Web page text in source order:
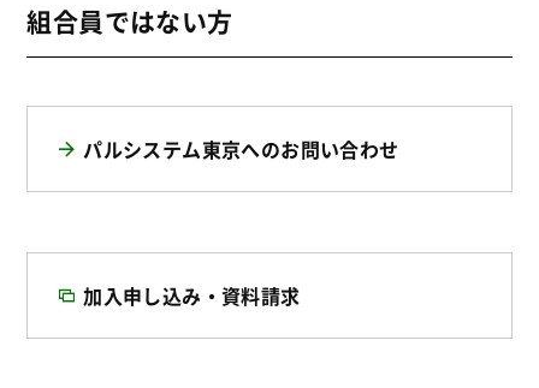
組合員ではない方
パルシステム東京へのお問い合わせ
加入申し込み・資料請求